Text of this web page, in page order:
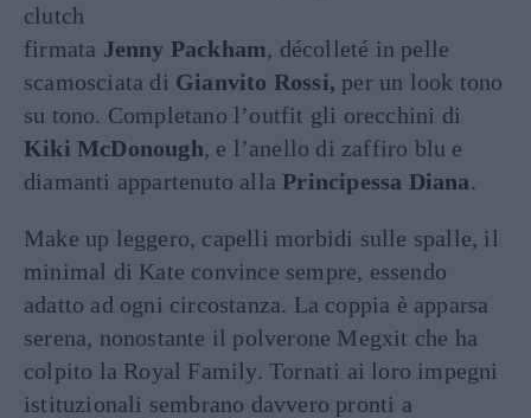
clutch
firmata Jenny Packham, décolleté in pelle
scamosciata di Gianvito Rossi, per un look tono
su tono. Completano l’outfit gli orecchini di
Kiki McDonough, e l’anello di zaffiro blu e
diamanti appartenuto allaPrincipessa Diana.
Make up leggero, capelli morbidi sulle spalle, il
minimal di Kate convince sempre, essendo
adatto ad ogni circostanza. La coppia è apparsa
serena, nonostante il polverone Megxit che ha
colpito la Royal Family. Tornati ai loro impegni
istituzionali sembrano davvero pronti a